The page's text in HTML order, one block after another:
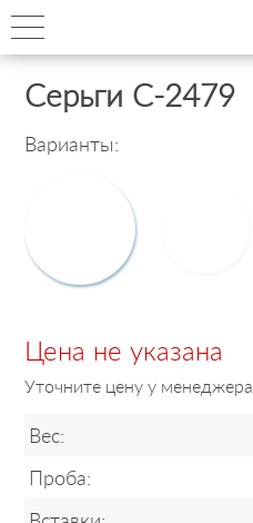
Серьги С-2479
Варианты:
Цена не указана
Уточните цену у менеджера
Вес:
Проба: